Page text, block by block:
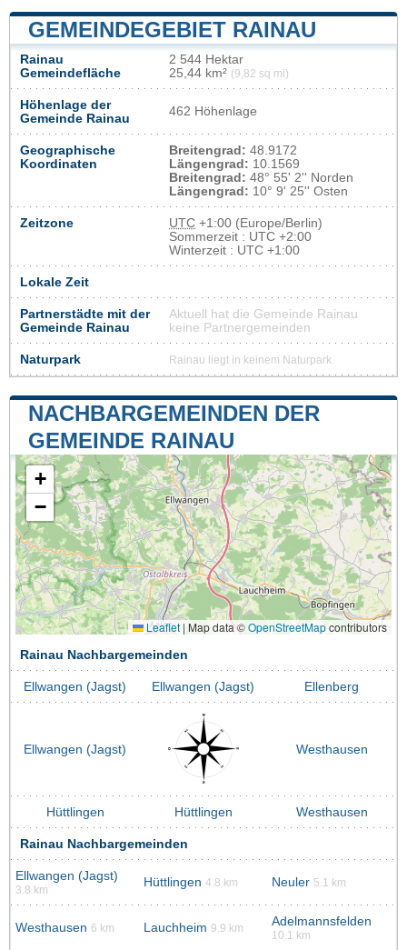
GEMEINDEGEBIET RAINAU
Rainau
Gemeindefläche
2 544 Hektar
25,44 km² (9,82 sq mi)
Höhenlage der
Gemeinde Rainau
462 Höhenlage
Geographische
Koordinaten
Breitengrad: 48.9172
Längengrad: 10.1569
Breitengrad: 48° 55' 2'' Norden
Längengrad: 10° 9' 25'' Osten
Zeitzone UTC +1:00 (Europe/Berlin)
Sommerzeit : UTC +2:00
Winterzeit : UTC +1:00
Lokale Zeit
Partnerstädte mit der
Gemeinde Rainau
Aktuell hat die Gemeinde Rainau
keine Partnergemeinden
Naturpark Rainau liegt in keinem Naturpark
NACHBARGEMEINDEN DER
GEMEINDE RAINAU
+
−
Leaflet | Map data ©OpenStreetMapcontributors
Rainau Nachbargemeinden
Ellwangen (Jagst) Ellwangen (Jagst) Ellenberg
Ellwangen (Jagst) Westhausen
Hüttlingen Hüttlingen Westhausen
Rainau Nachbargemeinden
Ellwangen (Jagst)
3.8 km
Hüttlingen 4.8 km Neuler 5.1 km
Westhausen 6 km Lauchheim 9.9 km Adelmannsfelden
10.1 km